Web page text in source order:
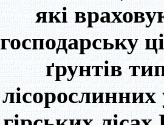
які
господарську
ґрунтів